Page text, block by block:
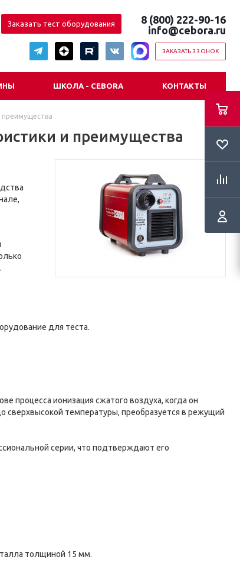
Заказать тест оборудования
8 (800) 222-90-16
info@cebora.ru
ЗАКАЗАТЬ ЗВОНОК
ШКОЛА - CEBORA КОНТАКТЫ
преимущества
и преимущества
для теста.
процесса ионизация сжатого воздуха, когда он
сверхвысокой температуры, преобразуется в режущий
серии, что подтверждают его
толщиной 15 мм.